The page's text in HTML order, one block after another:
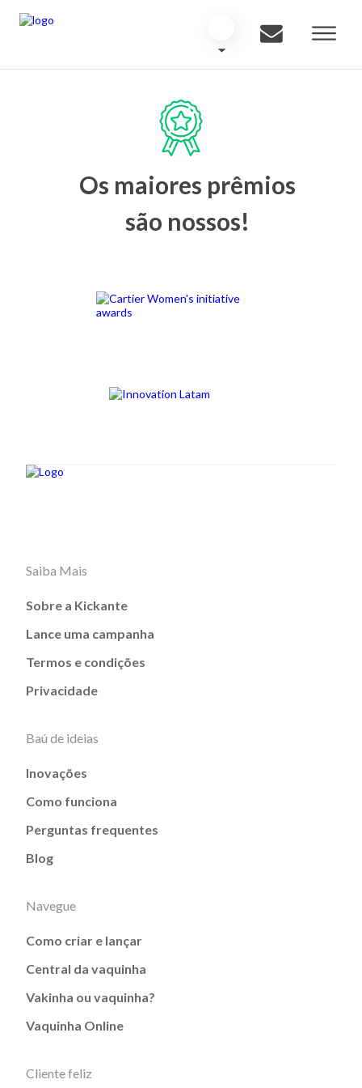
Os maiores prêmios
são nossos!
Saiba Mais
Sobre a Kickante
Lance uma campanha
Termos e condições
Privacidade
Baú de ideias
Inovações
Como funciona
Perguntas frequentes
Blog
Navegue
Como criar e lançar
Central da vaquinha
Vakinha ou vaquinha?
Vaquinha Online
Cliente feliz